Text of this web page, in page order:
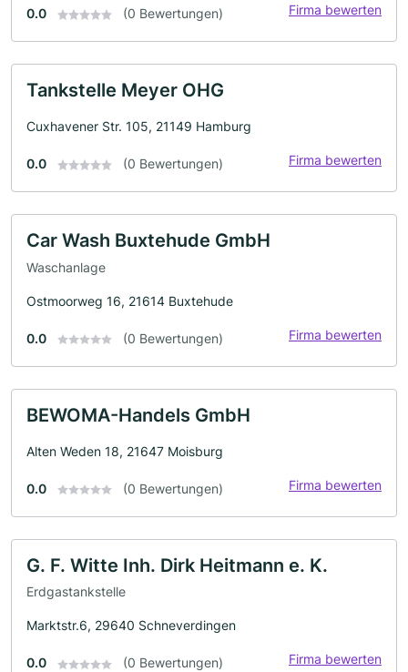
0.0 (0 Bewertungen) Firma bewerten
Tankstelle Meyer OHG
Cuxhavener Str. 105, 21149 Hamburg
0.0 (0 Bewertungen) Firma bewerten
Car Wash Buxtehude GmbH
Waschanlage
Ostmoorweg 16, 21614 Buxtehude
0.0 (0 Bewertungen) Firma bewerten
BEWOMA-Handels GmbH
Alten Weden 18, 21647 Moisburg
0.0 (0 Bewertungen) Firma bewerten
G. F. Witte Inh. Dirk Heitmann e. K.
Erdgastankstelle
Marktstr.6, 29640 Schneverdingen
0.0 (0 Bewertungen) Firma bewerten